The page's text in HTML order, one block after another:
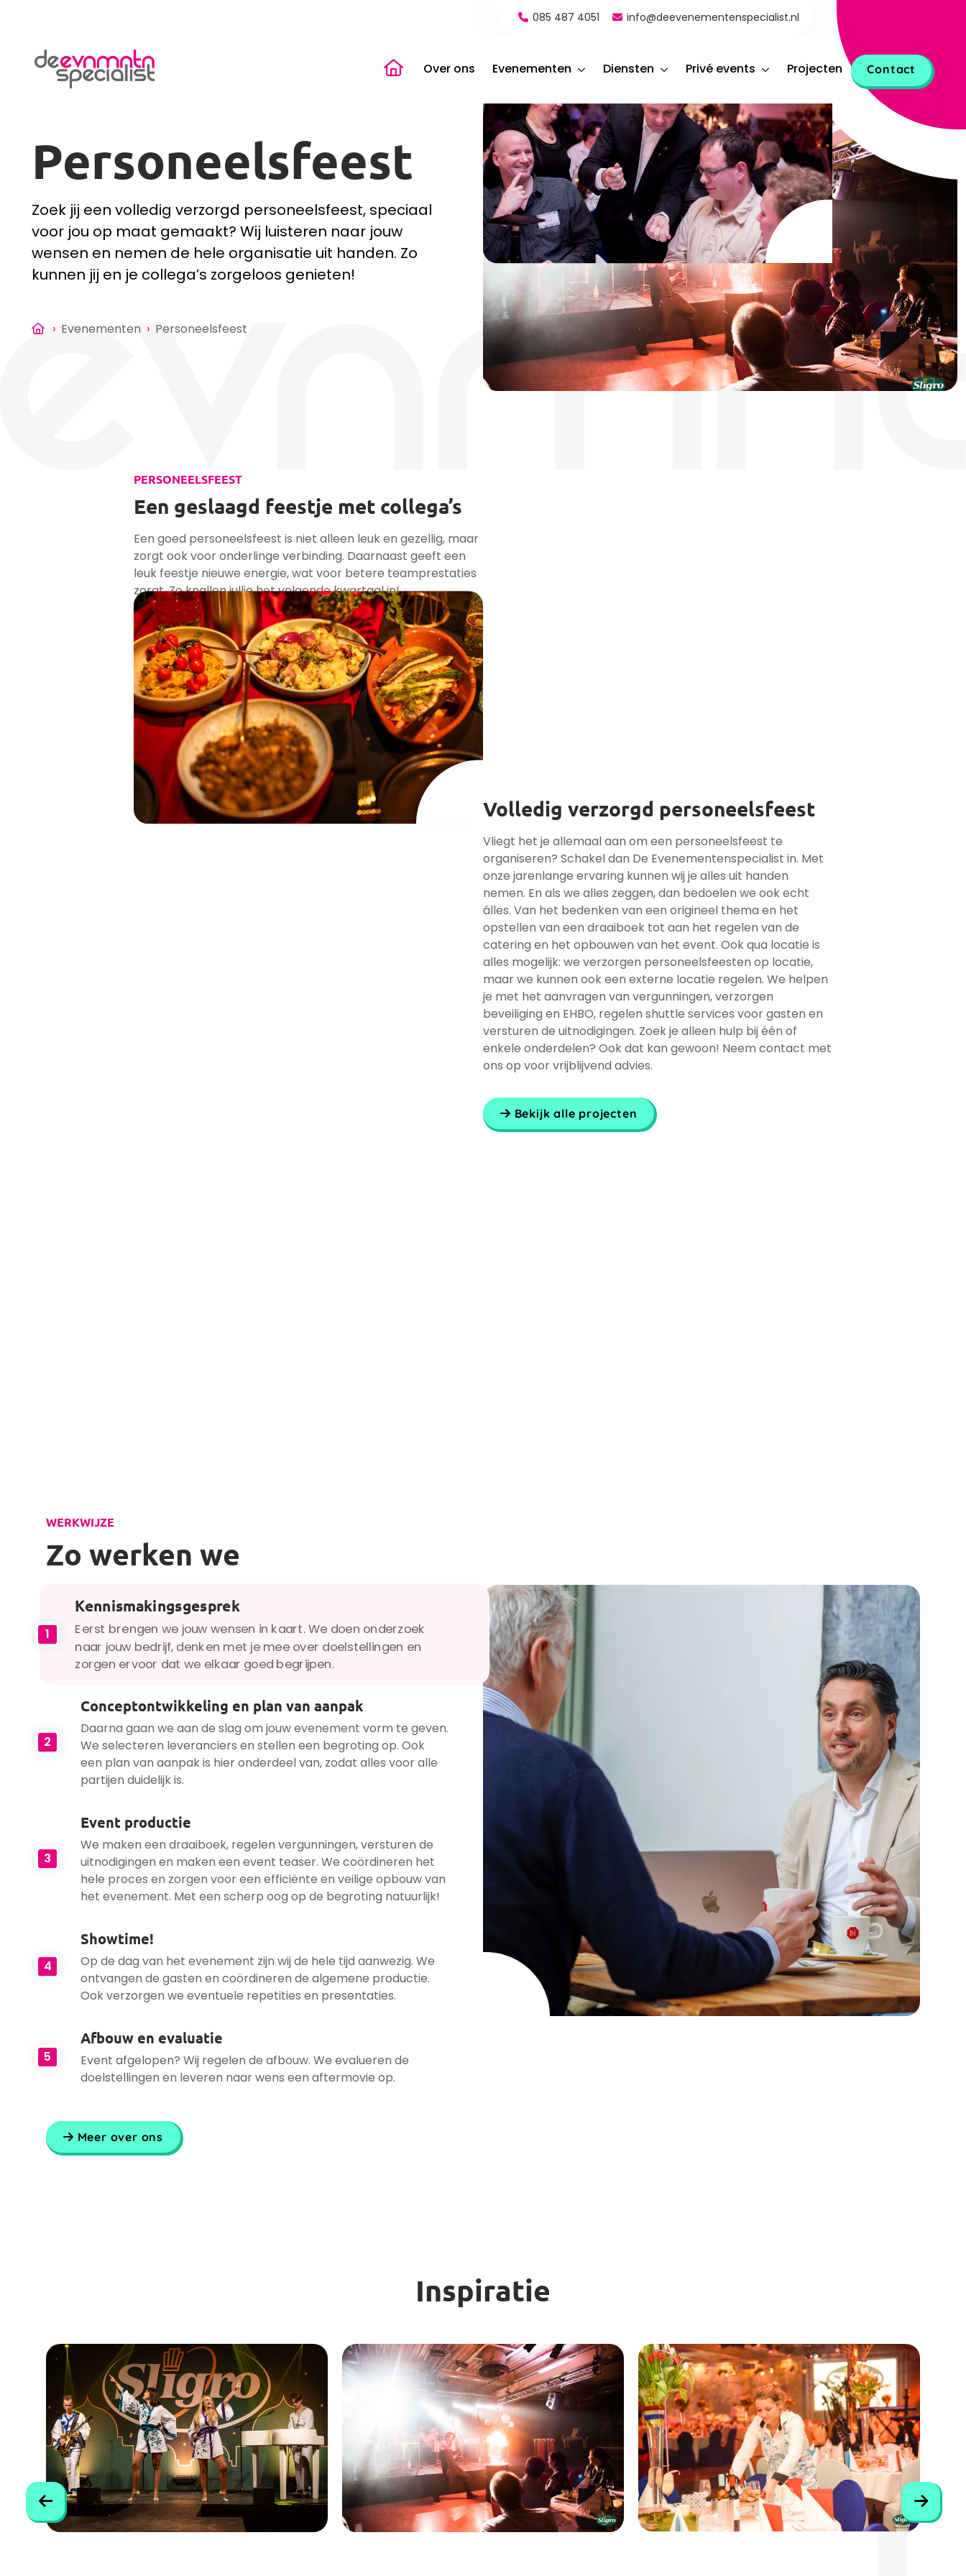
085 487 4051 info@deevenementenspecialist.nl
Naar de homepagina
Over ons Evenementen Diensten Privé events Projecten Contact
Personeelsfeest
Zoek jij een volledig verzorgd personeelsfeest, speciaal
voor jou op maat gemaakt? Wij luisteren naar jouw
wensen en nemen de hele organisatie uit handen. Zo
kunnen jij en je collega’s zorgeloos genieten!
› Evenementen › Personeelsfeest
PERSONEELSFEEST
Een geslaagd feestje met collega’s
Een goed personeelsfeest is niet alleen leuk en gezellig, maar
zorgt ook voor onderlinge verbinding. Daarnaast geeft een
leuk feestje nieuwe energie, wat voor betere teamprestaties
zorgt. Zo knallen jullie het volgende kwartaal in!
Bekijk alle projecten
Volledig verzorgd personeelsfeest
Vliegt het je allemaal aan om een personeelsfeest te
organiseren? Schakel dan De Evenementenspecialist in. Met
onze jarenlange ervaring kunnen wij je alles uit handen
nemen. En als we alles zeggen, dan bedoelen we ook echt
álles. Van het bedenken van een origineel thema en het
opstellen van een draaiboek tot aan het regelen van de
catering en het opbouwen van het event. Ook qua locatie is
alles mogelijk: we verzorgen personeelsfeesten op locatie,
maar we kunnen ook een externe locatie regelen. We helpen
je met het aanvragen van vergunningen, verzorgen
beveiliging en EHBO, regelen shuttle services voor gasten en
versturen de uitnodigingen. Zoek je alleen hulp bij één of
enkele onderdelen? Ook dat kan gewoon! Neem contact met
ons op voor vrijblijvend advies.
Bekijk alle projecten
WERKWIJZE
Zo werken we
1
Kennismakingsgesprek
Eerst brengen we jouw wensen in kaart. We doen onderzoek
naar jouw bedrijf, denken met je mee over doelstellingen en
zorgen ervoor dat we elkaar goed begrijpen.
2
Conceptontwikkeling en plan van aanpak
Daarna gaan we aan de slag om jouw evenement vorm te geven.
We selecteren leveranciers en stellen een begroting op. Ook
een plan van aanpak is hier onderdeel van, zodat alles voor alle
partijen duidelijk is.
3
Event productie
We maken een draaiboek, regelen vergunningen, versturen de
uitnodigingen en maken een event teaser. We coördineren het
hele proces en zorgen voor een efficiënte en veilige opbouw van
het evenement. Met een scherp oog op de begroting natuurlijk!
4
Showtime!
Op de dag van het evenement zijn wij de hele tijd aanwezig. We
ontvangen de gasten en coördineren de algemene productie.
Ook verzorgen we eventuele repetities en presentaties.
5
Afbouw en evaluatie
Event afgelopen? Wij regelen de afbouw. We evalueren de
doelstellingen en leveren naar wens een aftermovie op.
Meer over ons
Inspiratie